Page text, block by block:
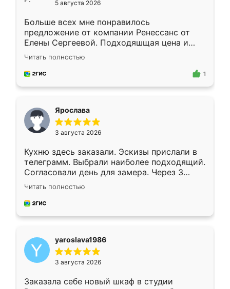
5 августа 2026
Больше всех мне понравилось
предложение от компании Ренессанс от
Елены Сергеевой. Подходяшщая цена и
короткие сроки изготовления. Приехавший
для замера сотрудник Владислав
предложил по моему эскизу самый
Читать полностью
1
Ярослава
3 августа 2026
Кухню здесь заказали. Эскизы прислали в
телеграмм. Выбрали наиболее подходящий.
Согласовали день для замера. Через 3
недели кухня была уже готова. Остались
довольны работой. Спасибо Ренессанс
мебель за качественную работу!
Читать полностью
yaroslava1986
3 августа 2026
Заказала себе новый шкаф в студии